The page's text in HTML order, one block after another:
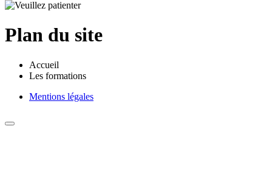
Plan du site
Accueil
Les formations
Mentions légales